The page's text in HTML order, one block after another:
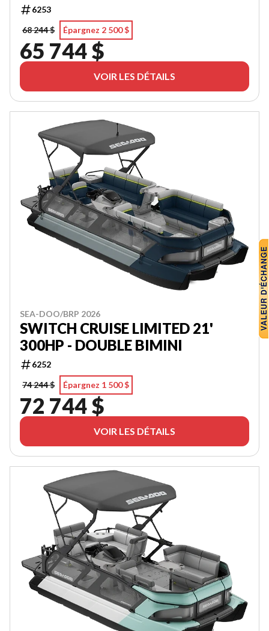
6253
68 244 $
Épargnez 2 500 $
65 744 $
VOIR LES DÉTAILS
SEA-DOO/BRP 2026
SWITCH CRUISE LIMITED 21'
300HP - DOUBLE BIMINI
6252
74 244 $
Épargnez 1 500 $
72 744 $
VOIR LES DÉTAILS